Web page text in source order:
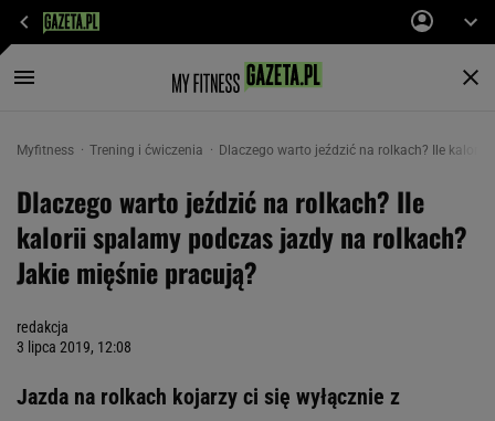
Myfitness Trening i ćwiczenia Dlaczego warto jeździć na rolkach? Ile
Dlaczego warto jeździć na rolkach? Ile
kalorii spalamy podczas jazdy na rolkach?
Jakie mięśnie pracują?
redakcja
3 lipca 2019, 12:08
Jazda na rolkach kojarzy ci się wyłącznie z